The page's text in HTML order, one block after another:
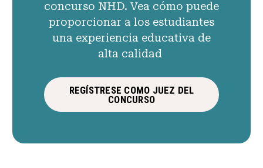
concurso NHD. Vea cómo puede
proporcionar a los estudiantes
una experiencia educativa de
alta calidad
REGÍSTRESE COMO JUEZ DEL
CONCURSO